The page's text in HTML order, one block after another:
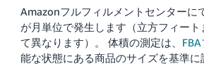
- FR
Italiano
- IT
Amazonフルフィルメントセンターに
が月単位で発生します（立方フィー
て異なります）。
体積の測定は、
能な状態にある商品のサイズを基準に